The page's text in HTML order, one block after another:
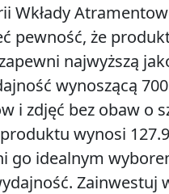
Wkłady
pewność, że
najwyższą
wynoszącą
i zdjęć bez obaw o
wynosi
go idealnym
Zainwestuj